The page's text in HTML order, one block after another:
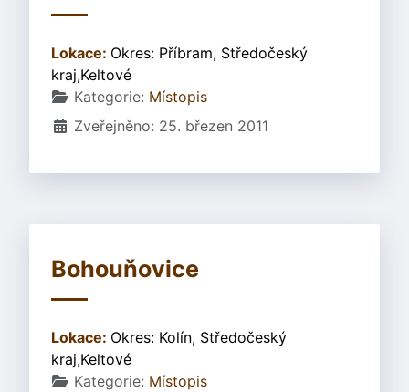
Lokace: Okres: Příbram, Středočeský
kraj,Keltové
Základní údaje
Kategorie: Místopis
Zveřejněno: 25. březen 2011
Bohouňovice
Lokace: Okres: Kolín, Středočeský
kraj,Keltové
Základní údaje
Kategorie: Místopis